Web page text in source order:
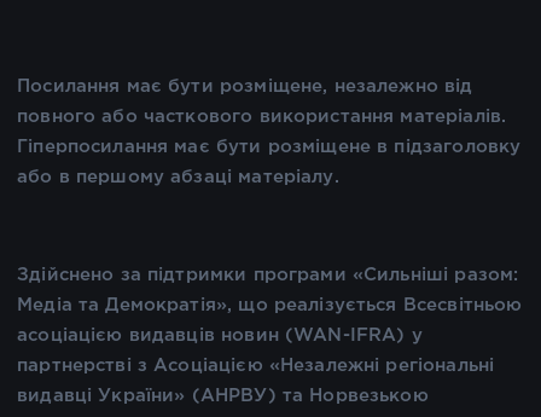
Посилання має бути розміщене, незалежно від
повного або часткового використання матеріалів.
Гіперпосилання має бути розміщене в підзаголовку
або в першому абзаці матеріалу.
Здійснено за підтримки програми «Сильніші разом:
Медіа та Демократія», що реалізується Всесвітньою
асоціацією видавців новин (WAN-IFRA) у
партнерстві з Асоціацією «Незалежні регіональні
видавці України» (АНРВУ) та Норвезькою